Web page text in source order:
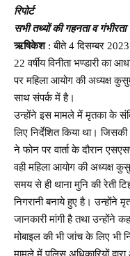
रिपोर्ट
सभी तथ्यों की गहनता व
ऋषिकेश: बीते 4 दिसम्बर 2023
22 वर्षीय विनीता भण्डारी
पर महिला आयोग की अध्यक्ष
साथ संपर्क में है।
उन्होंने इस मामले में मृतका के
लिए निर्देशित किया था।
ने फोन पर वार्ता के दौरान
वही महिला आयोग की अध्यक्ष
समय से ही थाना मुनि की रेती
निगरानी बनाये हुए है। उन्होंने
जानकारी मांगी है तथा
मोबाइल की भी जांच के लिए भी